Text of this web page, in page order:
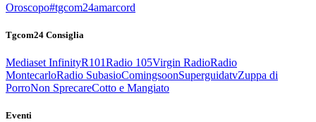
Oroscopo#tgcom24amarcord
Tgcom24 Consiglia
Mediaset InfinityR101Radio 105Virgin RadioRadio
MontecarloRadio SubasioComingsoonSuperguidatvZuppa di
PorroNon SprecareCotto e Mangiato
Eventi